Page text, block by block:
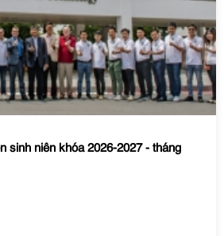
sinh niên khóa 2026-2027 - tháng